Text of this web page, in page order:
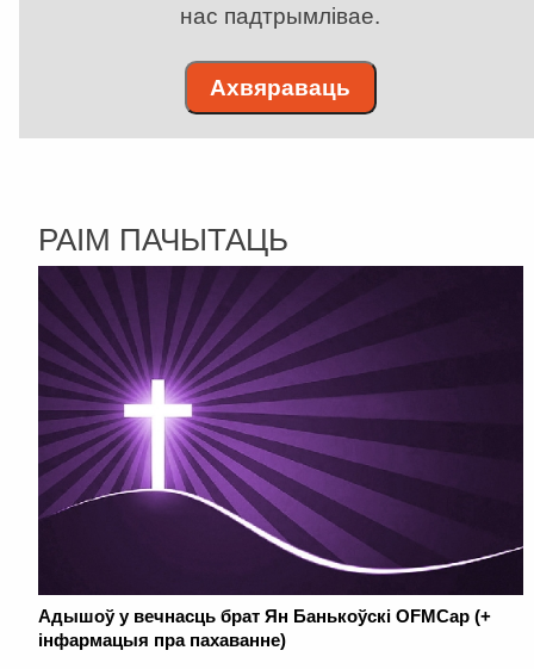
нас падтрымлівае.
Ахвяраваць
РАІМ ПАЧЫТАЦЬ
Адышоў у вечнасць брат Ян Банькоўскі OFMCap (+
інфармацыя пра пахаванне)